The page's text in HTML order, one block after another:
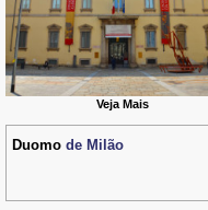
Veja Mais
Duomo de Milão